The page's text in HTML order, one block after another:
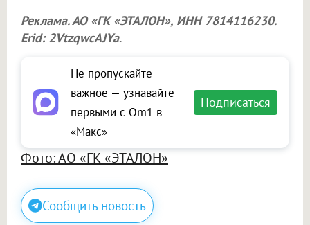
Реклама. АО «ГК «ЭТАЛОН», ИНН 7814116230.
Erid: 2VtzqwcAJYa.
Не пропускайте
важное — узнавайте
первыми с Om1 в
«Макс»
Подписаться
Фото: АО «ГК «ЭТАЛОН»
Сообщить новость